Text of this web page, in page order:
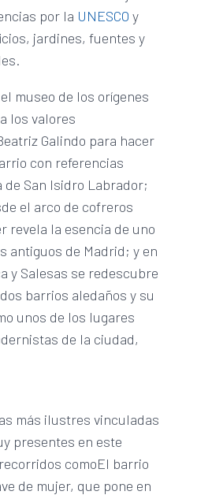
por la UNESCO y
jardines, fuentes y
museo de los orígenes
los valores
Galindo para hacer
con referencias
San Isidro Labrador;
el arco de cofreros
revela la esencia de uno
antiguos de Madrid; y en
y Salesas se redescubre
barrios aledaños y su
unos de los lugares
de la ciudad,
más ilustres vinculadas
presentes en este
comoEl barrio
de mujer, que pone en